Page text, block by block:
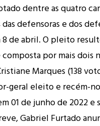
dentre as quatro
defensoras e dos
8 de abril. O pleito
por mais dois
Marques (138
geral eleito e recém-
01 de junho de 2022 e
Gabriel Furtado